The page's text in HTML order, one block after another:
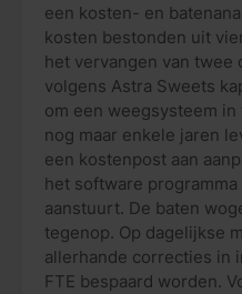
een kosten- en
kosten bestonden uit
het vervangen van twee
volgens Astra Sweets
om een weegsysteem
nog maar enkele jaren
een kostenpost aan
het software
aanstuurt. De baten
tegenop. Op dagelijkse
allerhande correcties in
FTE bespaard worden.